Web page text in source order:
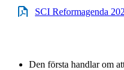
SCI Reformagenda
Den första handlar om